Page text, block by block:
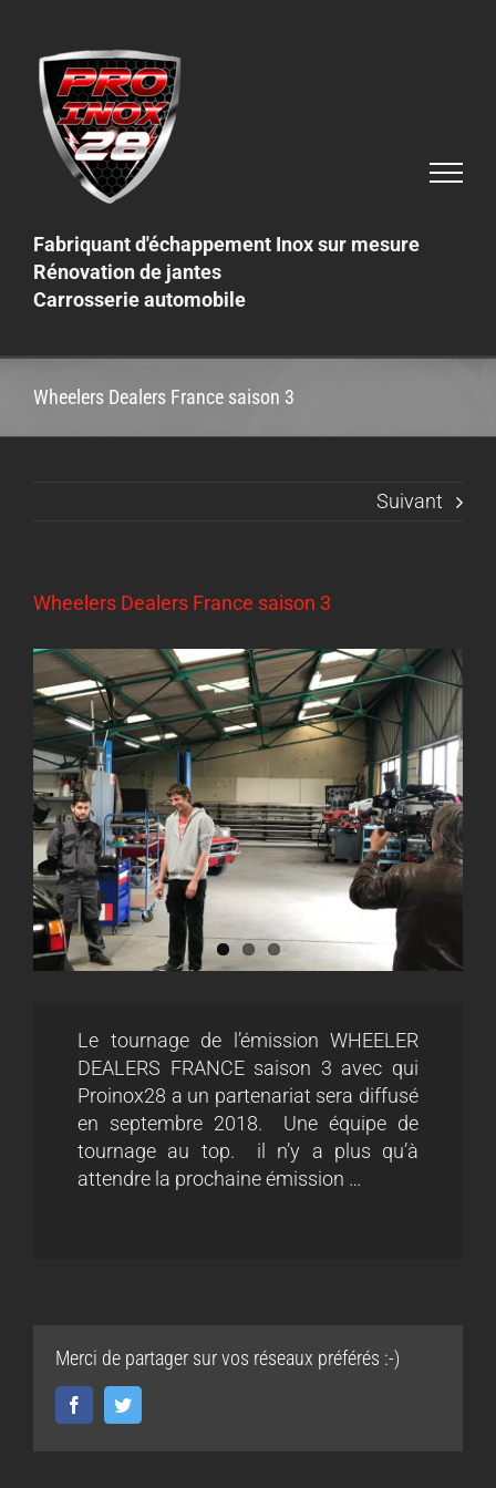
content
Fabriquant d'échappement Inox sur mesure
Rénovation de jantes
Carrosserie automobile
Wheelers Dealers France saison 3
Suivant
Wheelers Dealers France saison 3
Voir
l'image
agrandie
Le tournage de l’émission WHEELER
DEALERS FRANCE saison 3 avec qui
Proinox28 a un partenariat sera diffusé
en septembre 2018. Une équipe de
tournage au top. il n’y a plus qu’à
attendre la prochaine émission …
Merci de partager sur vos réseaux préférés :-)
FacebookTwitter